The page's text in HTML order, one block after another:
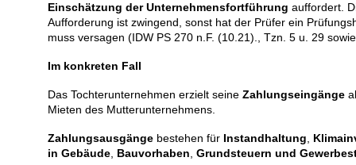
Einschätzung der Unternehmensfortführung auffordert.
Aufforderung ist zwingend, sonst hat der Prüfer ein
muss versagen (IDW PS 270 n.F. (10.21)., Tzn. 5 u. 29
Im konkreten Fall
Das Tochterunternehmen erzielt seine Zahlungseingänge
Mieten des Mutterunternehmens.
Zahlungsausgänge bestehen für Instandhaltung
in Gebäude Bauvorhaben Grundsteuern und